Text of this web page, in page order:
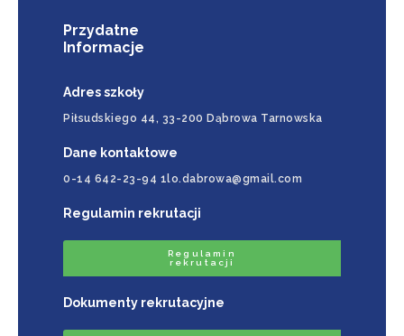
Przydatne
Informacje
Adres szkoły
Piłsudskiego 44, 33-200 Dąbrowa Tarnowska
Dane kontaktowe
0-14 642-23-94 1lo.dabrowa@gmail.com
Regulamin rekrutacji
Regulamin
rekrutacji
Dokumenty rekrutacyjne